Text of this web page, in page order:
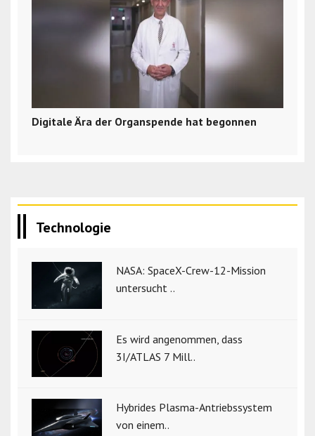
Digitale Ära der Organspende hat begonnen
Technologie
NASA: SpaceX-Crew-12-Mission
untersucht ..
Es wird angenommen, dass
3I/ATLAS 7 Mill..
Hybrides Plasma-Antriebssystem
von einem..